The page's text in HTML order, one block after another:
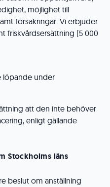
möjlighet till
försäkringar. Vi erbjuder
friskvårdsersättning (5 000
löpande under
att den inte behöver
enligt gällande
Stockholms läns
beslut om anställning